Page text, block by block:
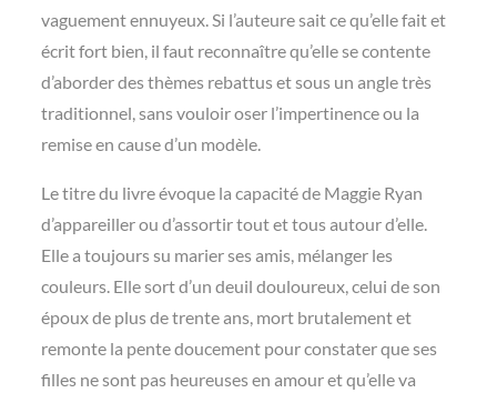
vaguement ennuyeux. Si l’auteure sait ce qu’elle fait et
écrit fort bien, il faut reconnaître qu’elle se contente
d’aborder des thèmes rebattus et sous un angle très
traditionnel, sans vouloir oser l’impertinence ou la
remise en cause d’un modèle.
Le titre du livre évoque la capacité de Maggie Ryan
d’appareiller ou d’assortir tout et tous autour d’elle.
Elle a toujours su marier ses amis, mélanger les
couleurs. Elle sort d’un deuil douloureux, celui de son
époux de plus de trente ans, mort brutalement et
remonte la pente doucement pour constater que ses
filles ne sont pas heureuses en amour et qu’elle va